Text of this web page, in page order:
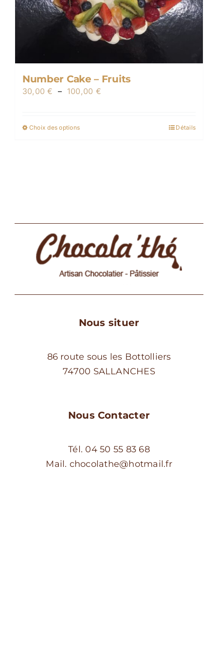
Number Cake – Fruits
30,00€ – 100,00 €Plage
Choix des optionsCe
peuvent
choisies
sur
la
Détails
Nous situer
86 route sous les Bottolliers
74700 SALLANCHES
Nous Contacter
Tél. 04 50 55 83 68
Mail. chocolathe@hotmail.fr